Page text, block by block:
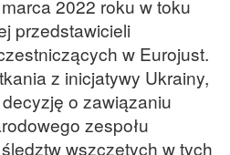
2022 roku w toku
przedstawicieli
w Eurojust.
z inicjatywy Ukrainy,
o zawiązaniu
zespołu
wszczętych w tych